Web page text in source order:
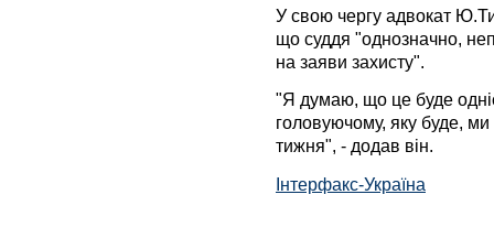
У свою чергу адвокат
що суддя "однозначно,
на заяви захисту".
"Я думаю, що це буде
головуючому, яку буде, ми
тижня", - додав він.
Інтерфакс-Україна